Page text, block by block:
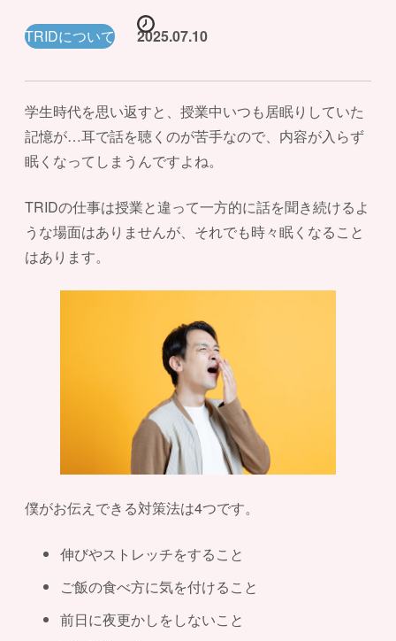
TRIDについて 2025.07.10
学生時代を思い返すと、授業中いつも居眠りしていた
記憶が…耳で話を聴くのが苦手なので、内容が入らず
眠くなってしまうんですよね。
TRIDの仕事は授業と違って一方的に話を聞き続けるよ
うな場面はありませんが、それでも時々眠くなること
はあります。
僕がお伝えできる対策法は4つです。
伸びやストレッチをすること
ご飯の食べ方に気を付けること
前日に夜更かしをしないこと